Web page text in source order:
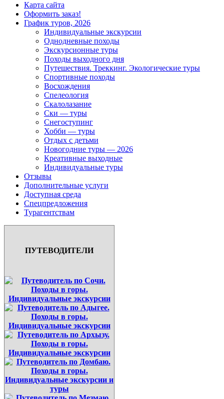
Карта сайта
Оформить заказ!
График туров, 2026
Индивидуальные экскурсии
Однодневные походы
Экскурсионные туры
Походы выходного дня
Путешествия. Треккинг. Экологические туры
Спортивные походы
Восхождения
Спелеология
Скалолазание
Ски — туры
Снегоступинг
Хобби — туры
Отдых с детьми
Новогодние туры — 2026
Креативные выходные
Индивидуальные туры
Отзывы
Дополнительные услуги
Доступная среда
Спецпредложения
Турагентствам
ПУТЕВОДИТЕЛИ